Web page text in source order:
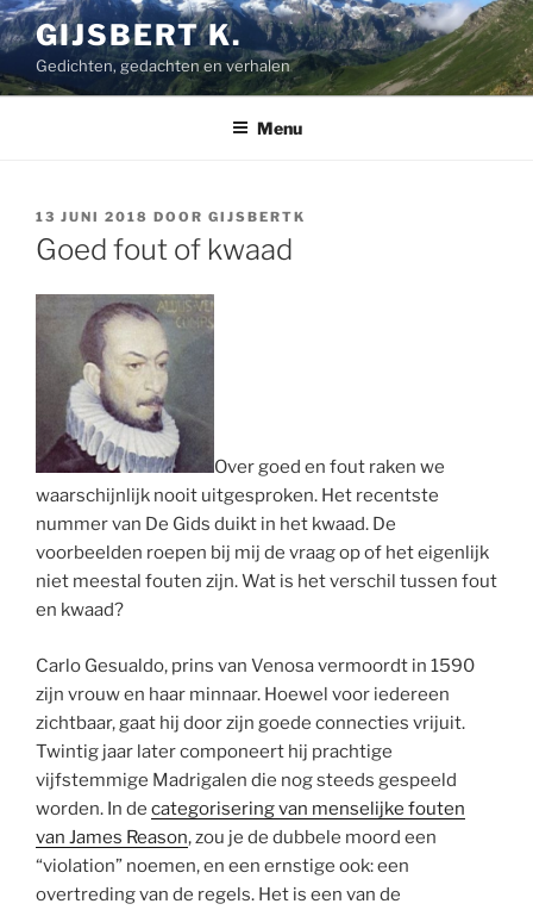
Ga
naar
de
inhoud
GIJSBERT K.
Gedichten, gedachten en verhalen
Menu
GEPLAATST
OP
13 JUNI 2018 DOOR GIJSBERTK
Goed fout of kwaad
Over goed en fout raken we
waarschijnlijk nooit uitgesproken. Het recentste
nummer van De Gids duikt in het kwaad. De
voorbeelden roepen bij mij de vraag op of het eigenlijk
niet meestal fouten zijn. Wat is het verschil tussen fout
en kwaad?
Carlo Gesualdo, prins van Venosa vermoordt in 1590
zijn vrouw en haar minnaar. Hoewel voor iedereen
zichtbaar, gaat hij door zijn goede connecties vrijuit.
Twintig jaar later componeert hij prachtige
vijfstemmige Madrigalen die nog steeds gespeeld
worden. In de categorisering van menselijke fouten
van James Reason, zou je de dubbele moord een
“violation” noemen, en een ernstige ook: een
overtreding van de regels. Het is een van de